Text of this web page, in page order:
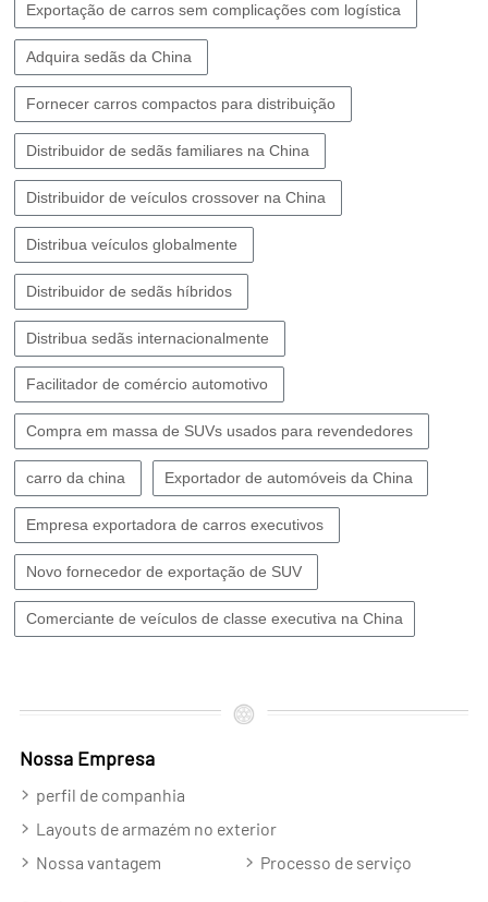
Exportação de carros sem complicações com logística
Adquira sedãs da China
Fornecer carros compactos para distribuição
Distribuidor de sedãs familiares na China
Distribuidor de veículos crossover na China
Distribua veículos globalmente
Distribuidor de sedãs híbridos
Distribua sedãs internacionalmente
Facilitador de comércio automotivo
Compra em massa de SUVs usados ​​para revendedores
carro da china Exportador de automóveis da China
Empresa exportadora de carros executivos
Novo fornecedor de exportação de SUV
Comerciante de veículos de classe executiva na China
Nossa Empresa
perfil de companhia
Layouts de armazém no exterior
Nossa vantagem
Processo de serviço